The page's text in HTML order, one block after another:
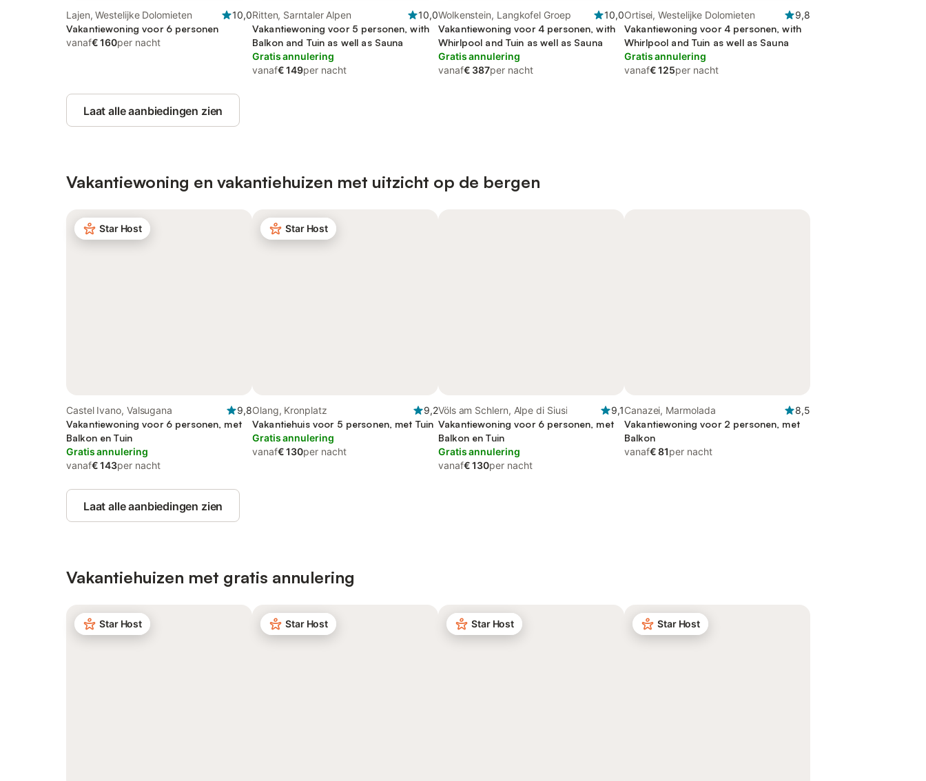
Lajen, Westelijke Dolomieten
10,0
Vakantiewoning voor 6 personen
vanaf€ 160per nacht
Ritten, Sarntaler Alpen
10,0
Vakantiewoning voor 5 personen, with
Balkon and Tuin as well as Sauna
Gratis annulering
vanaf€ 149per nacht
Wolkenstein, Langkofel Groep
10,0
Vakantiewoning voor 4 personen, with
Whirlpool and Tuin as well as Sauna
Gratis annulering
vanaf€ 387per nacht
Ortisei, Westelijke Dolomieten
9,8
Vakantiewoning voor 4 personen, with
Whirlpool and Tuin as well as Sauna
Gratis annulering
vanaf€ 125per nacht
Laat alle aanbiedingen zien
Vakantiewoning en vakantiehuizen met uitzicht op de bergen
Star Host
Castel Ivano, Valsugana
9,8
Vakantiewoning voor 6 personen, met
Balkon en Tuin
Gratis annulering
vanaf€ 143per nacht
Star Host
Olang, Kronplatz
9,2
Vakantiehuis voor 5 personen, met Tuin
Gratis annulering
vanaf€ 130per nacht
Völs am Schlern, Alpe di Siusi
9,1
Vakantiewoning voor 6 personen, met
Balkon en Tuin
Gratis annulering
vanaf€ 130per nacht
Canazei, Marmolada
8,5
Vakantiewoning voor 2 personen, met
Balkon
vanaf€ 81per nacht
Laat alle aanbiedingen zien
Vakantiehuizen met gratis annulering
Star Host Star Host Star Host Star Host